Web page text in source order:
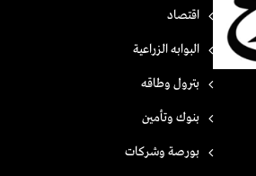
اقتصاد
البوابه الزراعية
بترول وطاقه
بنوك وتأمين
بورصة وشركات